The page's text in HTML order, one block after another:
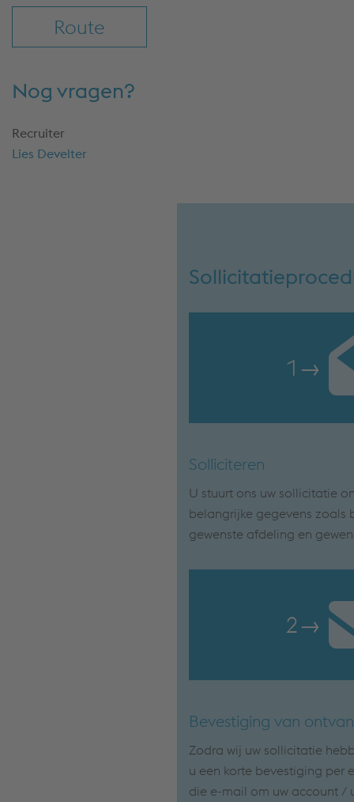
Route
Nog vragen?
Recruiter
Lies Develter
1 →
Solliciteren
U stuurt ons uw sollicitatie
belangrijke gegevens zoals
gewenste afdeling en
2→
Bevestiging van
Zodra wij uw sollicitatie
u een korte bevestiging per
die e-mail om uw account /